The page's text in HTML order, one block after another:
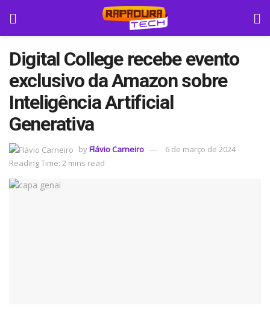
Digital College recebe evento
exclusivo da Amazon sobre
Inteligência Artificial
Generativa
byFlávio Carneiro
6 de março de 2024
Reading Time: 2 mins read